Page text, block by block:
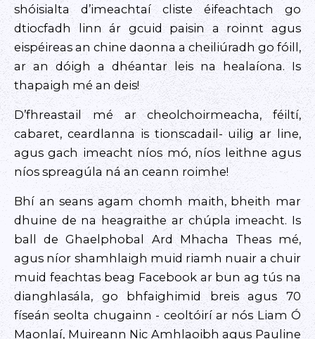
shóisialta d’imeachtaí cliste éifeachtach go
dtiocfadh linn ár gcuid paisin a roinnt agus
eispéireas an chine daonna a cheiliúradh go fóill,
ar an dóigh a dhéantar leis na healaíona. Is
thapaigh mé an deis!
D’fhreastail mé ar cheolchoirmeacha, féiltí,
cabaret, ceardlanna is tionscadail- uilig ar line,
agus gach imeacht níos mó, níos leithne agus
níos spreagúla ná an ceann roimhe!
Bhí an seans agam chomh maith, bheith mar
dhuine de na heagraithe ar chúpla imeacht. Is
ball de Ghaelphobal Ard Mhacha Theas mé,
agus níor shamhlaigh muid riamh nuair a chuir
muid feachtas beag Facebook ar bun ag tús na
dianghlasála, go bhfaighimid breis agus 70
físeán seolta chugainn - ceoltóirí ar nós Liam Ó
Maonlaí, Muireann Nic Amhlaoibh agus Pauline